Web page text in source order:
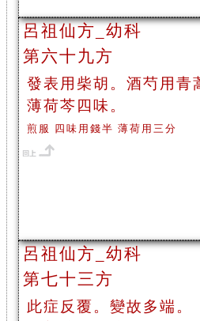
呂祖仙方_幼科
第六十九方
發表用柴胡。酒芍用青
薄荷芩四味。
煎服 四味用錢半 薄荷用三分
呂祖仙方_幼科
第七十三方
此症反覆。變故多端。